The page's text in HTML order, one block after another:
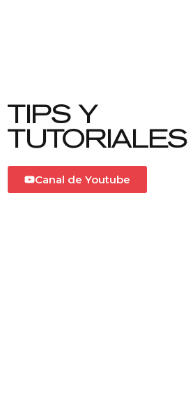
TIPS Y
TUTORIALES
Canal de Youtube